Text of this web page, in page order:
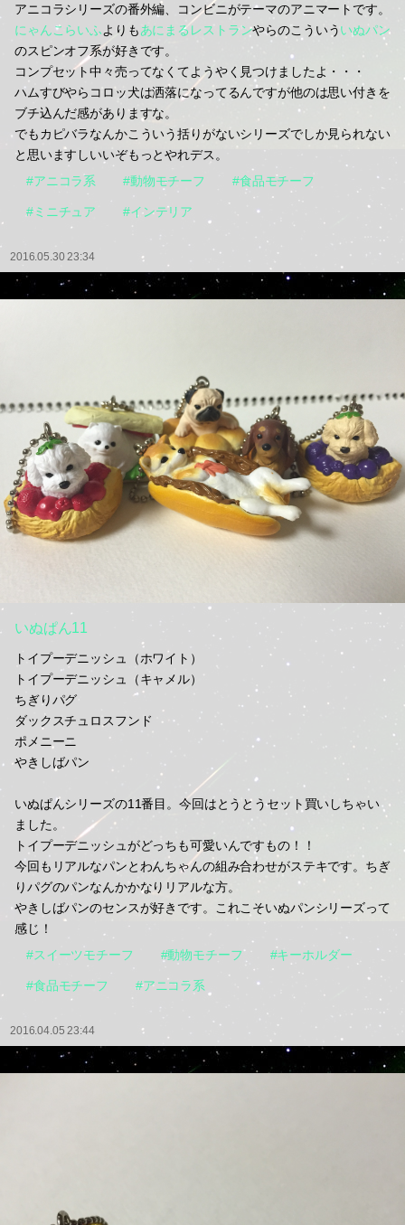
アニコラシリーズの番外編、コンビニがテーマのアニマートです。
にゃんこらいふよりもあにまるレストランやらのこういういぬパン
のスピンオフ系が好きです。
コンプセット中々売ってなくてようやく見つけましたよ・・・
ハムすびやらコロッ犬は洒落になってるんですが他のは思い付きを
ブチ込んだ感がありますな。
でもカピバラなんかこういう括りがないシリーズでしか見られない
と思いますしいいぞもっとやれデス。
#アニコラ系
#動物モチーフ #食品モチーフ
#ミニチュア #インテリア
2016.05.30 23:34
いぬぱん11
トイプーデニッシュ（ホワイト）
トイプーデニッシュ（キャメル）
ちぎりパグ
ダックスチュロスフンド
ポメニーニ
やきしばパン
いぬぱんシリーズの11番目。今回はとうとうセット買いしちゃい
ました。
トイプーデニッシュがどっちも可愛いんですもの！！
今回もリアルなパンとわんちゃんの組み合わせがステキです。ちぎ
りパグのパンなんかかなりリアルな方。
やきしばパンのセンスが好きです。これこそいぬパンシリーズって
感じ！
#スイーツモチーフ
#動物モチーフ #キーホルダー
#食品モチーフ #アニコラ系
2016.04.05 23:44